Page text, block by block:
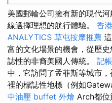
美國郵輪公司擁有新的現代
線選擇理想的航行體驗。 香
ANALYTICS 草屯按摩推薦
富的文化場景的機會，從歷
誌性的非裔美國人傳統。 記
中，它訪問了孟菲斯等城市
裡的標誌性地標（例如
中油壓 buffet 外燴 Arch都位